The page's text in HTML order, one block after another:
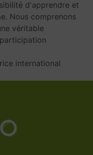
d'apprendre et
Nous comprenons
véritable
international